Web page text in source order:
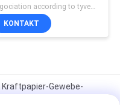
für
KONTAKT
Gewebe-